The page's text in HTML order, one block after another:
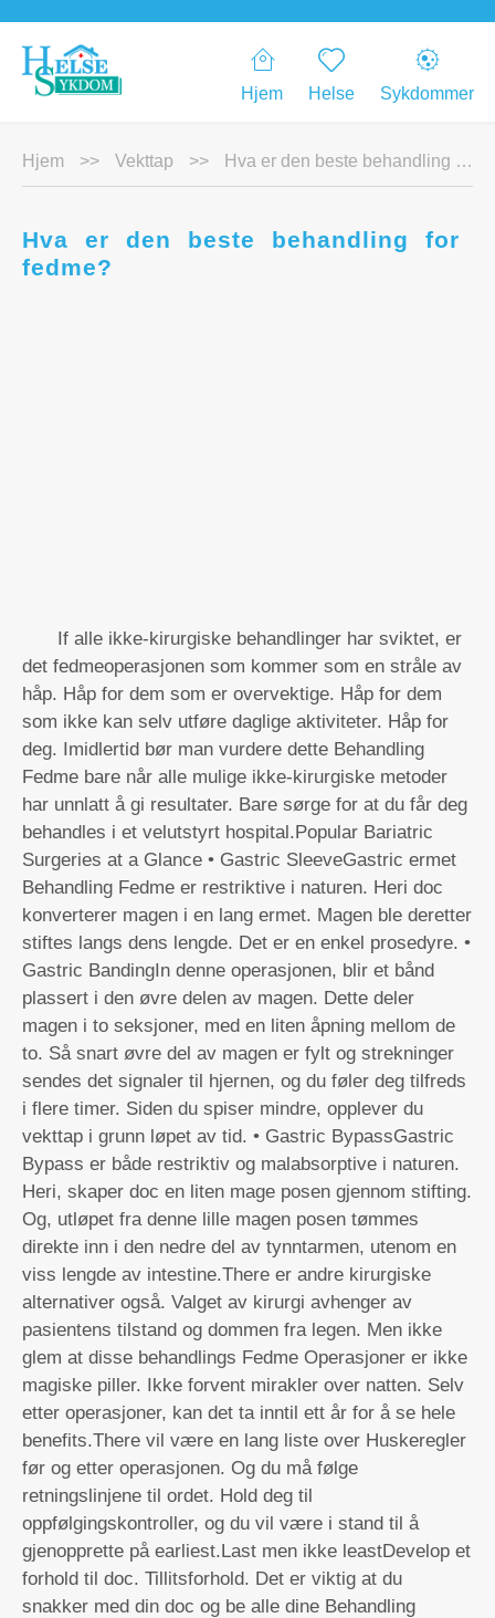
Hjem Helse Sykdommer
Hjem >> Vekttap >> Hva er den beste behandling for fedme?
Hva er den beste behandling for
fedme?
If alle ikke-kirurgiske behandlinger har sviktet, er
det fedmeoperasjonen som kommer som en stråle av
håp. Håp for dem som er overvektige. Håp for dem
som ikke kan selv utføre daglige aktiviteter. Håp for
deg. Imidlertid bør man vurdere dette Behandling
Fedme bare når alle mulige ikke-kirurgiske metoder
har unnlatt å gi resultater. Bare sørge for at du får deg
behandles i et velutstyrt hospital.Popular Bariatric
Surgeries at a Glance • Gastric SleeveGastric ermet
Behandling Fedme er restriktive i naturen. Heri doc
konverterer magen i en lang ermet. Magen ble deretter
stiftes langs dens lengde. Det er en enkel prosedyre. •
Gastric BandingIn denne operasjonen, blir et bånd
plassert i den øvre delen av magen. Dette deler
magen i to seksjoner, med en liten åpning mellom de
to. Så snart øvre del av magen er fylt og strekninger
sendes det signaler til hjernen, og du føler deg tilfreds
i flere timer. Siden du spiser mindre, opplever du
vekttap i grunn løpet av tid. • Gastric BypassGastric
Bypass er både restriktiv og malabsorptive i naturen.
Heri, skaper doc en liten mage posen gjennom stifting.
Og, utløpet fra denne lille magen posen tømmes
direkte inn i den nedre del av tynntarmen, utenom en
viss lengde av intestine.There er andre kirurgiske
alternativer også. Valget av kirurgi avhenger av
pasientens tilstand og dommen fra legen. Men ikke
glem at disse behandlings Fedme Operasjoner er ikke
magiske piller. Ikke forvent mirakler over natten. Selv
etter operasjoner, kan det ta inntil ett år for å se hele
benefits.There vil være en lang liste over Huskeregler
før og etter operasjonen. Og du må følge
retningslinjene til ordet. Hold deg til
oppfølgingskontroller, og du vil være i stand til å
gjenopprette på earliest.Last men ikke leastDevelop et
forhold til doc. Tillitsforhold. Det er viktig at du
snakker med din doc og be alle dine Behandling